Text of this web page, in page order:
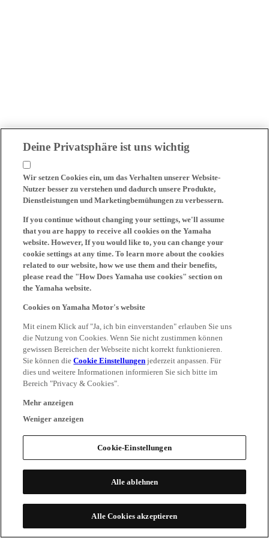
Deine Privatsphäre ist uns wichtig
Wir setzen Cookies ein, um das Verhalten unserer Website-
Nutzer besser zu verstehen und dadurch unsere Produkte,
Dienstleistungen und Marketingbemühungen zu verbessern.
If you continue without changing your settings, we'll assume
that you are happy to receive all cookies on the Yamaha
website. However, If you would like to, you can change your
cookie settings at any time. To learn more about the cookies
related to our website, how we use them and their benefits,
please read the "How Does Yamaha use cookies" section on
the Yamaha website.
Cookies on Yamaha Motor's website
Mit einem Klick auf "Ja, ich bin einverstanden" erlauben Sie uns
die Nutzung von Cookies. Wenn Sie nicht zustimmen können
gewissen Bereichen der Webseite nicht korrekt funktionieren.
Sie können dieCookie Einstellungen jederzeit anpassen. Für
dies und weitere Informationen informieren Sie sich bitte im
Bereich "Privacy & Cookies".
Mehr anzeigen
Weniger anzeigen
Cookie-Einstellungen
Alle ablehnen
Alle Cookies akzeptieren